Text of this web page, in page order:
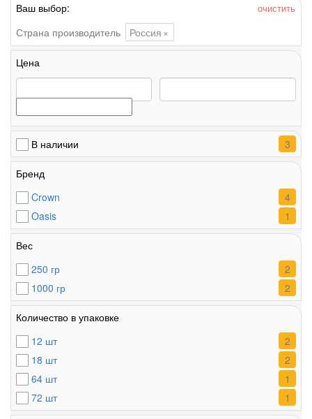
Ваш выбор: очистить
Страна производитель Россия ×
Цена
В наличии 3
Бренд
Crown
4
Oasis
1
Вес
250 гр
2
1000 гр
2
Количество в упаковке
12 шт
2
18 шт
2
64 шт
1
72 шт
1